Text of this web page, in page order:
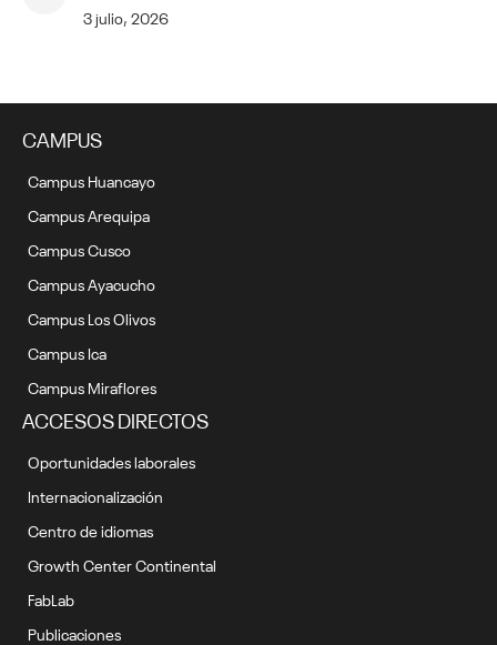
3 julio, 2026
CAMPUS
Campus Huancayo
Campus Arequipa
Campus Cusco
Campus Ayacucho
Campus Los Olivos
Campus Ica
Campus Miraflores
ACCESOS DIRECTOS
Oportunidades laborales
Internacionalización
Centro de idiomas
Growth Center Continental
FabLab
Publicaciones